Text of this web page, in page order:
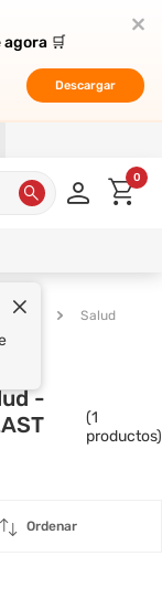
🛒
Descargar
🛒
Descargar
0
Salud
-
(1
productos)
Ordenar